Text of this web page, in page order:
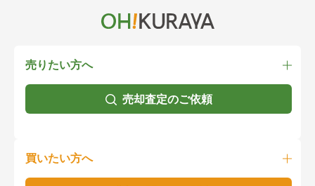
売りたい方へ
売却査定のご依頼
買いたい方へ